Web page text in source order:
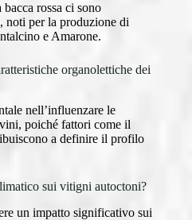
rossa ci sono
noti per la produzione di
e Amarone.
organolettiche dei
nell’influenzare le
poiché fattori come il
a definire il profilo
sui vitigni autoctoni?
un impatto significativo sui